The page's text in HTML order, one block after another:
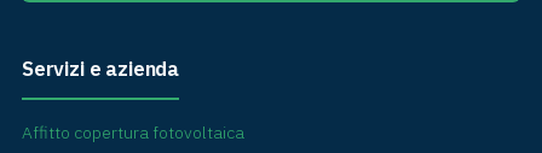
Servizi e azienda
Affitto copertura fotovoltaica